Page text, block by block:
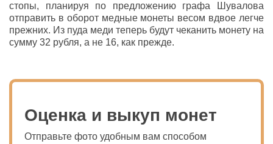
стопы, планируя по предложению графа Шувалова
отправить в оборот медные монеты весом вдвое легче
прежних. Из пуда меди теперь будут чеканить монету на
сумму 32 рубля, а не 16, как прежде.
Оценка и выкуп монет
Отправьте фото удобным вам способом